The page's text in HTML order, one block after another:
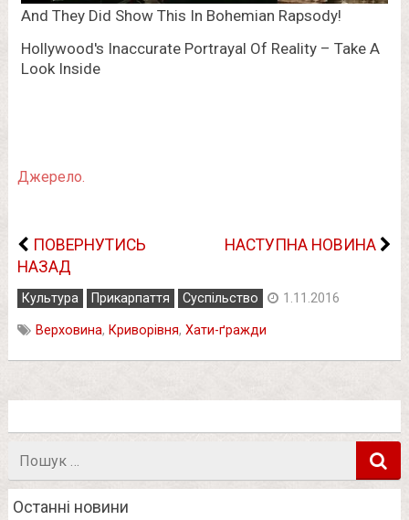
Джерело.
ПОВЕРНУТИСЬ
НАЗАД
НАСТУПНА НОВИНА
Культура Прикарпаття Суспільство 1.11.2016
Верховина, Криворівня, Хати-ґражди
Останні новини